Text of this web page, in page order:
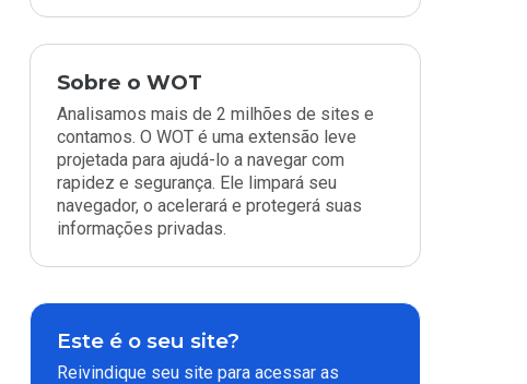
Sobre o WOT
Analisamos mais de 2 milhões de sites e
contamos. O WOT é uma extensão leve
projetada para ajudá-lo a navegar com
rapidez e segurança. Ele limpará seu
navegador, o acelerará e protegerá suas
informações privadas.
Este é o seu site?
Reivindique seu site para acessar as